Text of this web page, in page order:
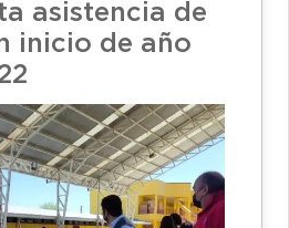
asistencia de
inicio de año